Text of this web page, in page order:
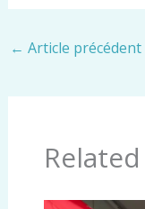
← Article précédent